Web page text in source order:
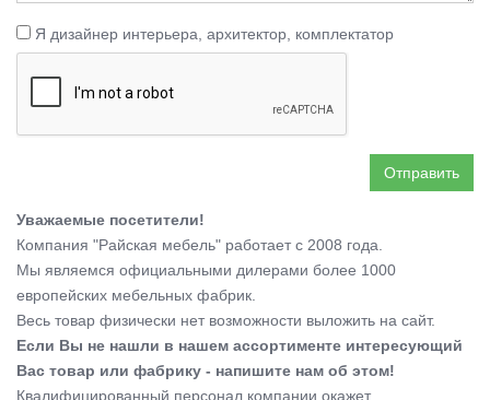
Я дизайнер интерьера, архитектор, комплектатор
Отправить
Уважаемые посетители!
Компания "Райская мебель" работает с 2008 года.
Мы являемся официальными дилерами более 1000
европейских мебельных фабрик.
Весь товар физически нет возможности выложить на сайт.
Если Вы не нашли в нашем ассортименте интересующий
Вас товар или фабрику - напишите нам об этом!
Квалифицированный персонал компании окажет